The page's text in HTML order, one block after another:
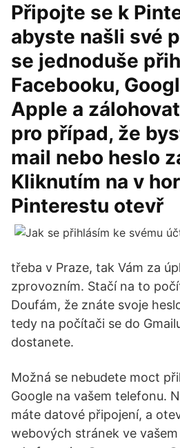
Připojte se k
abyste našli své
se jednoduše
Facebooku,
Apple a
pro případ, že
mail nebo heslo
Kliknutím na v
Pinterestu otevř
třeba v Praze, tak Vám za
zprovozním. Stačí na to
Doufám, že znáte svoje
tedy na počítači se do
dostanete.
Možná se nebudete moct
Google na vašem telefonu.
máte datové připojení, a
webových stránek ve